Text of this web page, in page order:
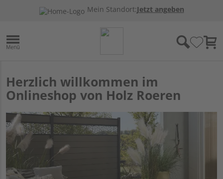
Mein Standort:Jetzt angeben
Herzlich willkommen im
Onlineshop von Holz Roeren